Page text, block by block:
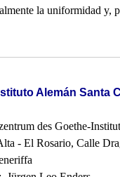
la uniformidad y,
Alemán Santa
des Goethe-
- El Rosario, Calle